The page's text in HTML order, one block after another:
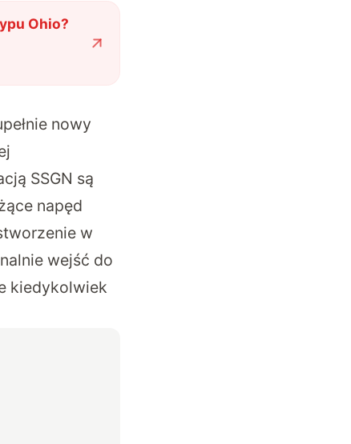
Ohio?
nowy
SSGN są
napęd
w
wejść do
kiedykolwiek